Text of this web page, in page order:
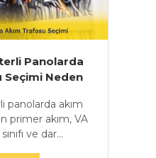
Panolarda
Seçimi Neden
panolarda akım
primer akım, VA
ve dar...